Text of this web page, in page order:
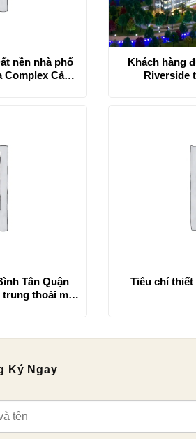
nền nhà phố
Cảng
Khách hàng
Riverside
Tân Quận
trung thoải mái
Tiêu chí
Ký Ngay